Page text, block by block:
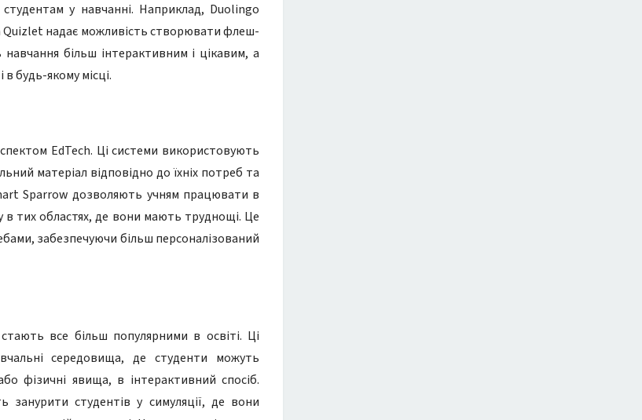
студентам у навчанні. Наприклад, Duolingo
Quizlet надає можливість створювати флеш-
більш інтерактивним і цікавим, а
будь-якому місці.
EdTech. Ці системи використовують
матеріал відповідно до їхніх потреб та
Sparrow дозволяють учням працювати в
в тих областях, де вони мають труднощі. Це
забезпечуючи більш персоналізований
все більш популярними в освіті. Ці
середовища, де студенти можуть
фізичні явища, в інтерактивний спосіб.
студентів у симуляції, де вони